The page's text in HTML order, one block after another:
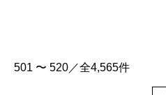
501 〜 520／全4,565件